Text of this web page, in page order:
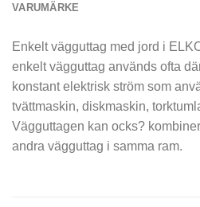
VARUMÄRKE
Enkelt vägguttag med jord i
enkelt vägguttag används ofta
konstant elektrisk ström som
tvättmaskin, diskmaskin,
Vägguttagen kan ocks?
andra vägguttag i samma ram.